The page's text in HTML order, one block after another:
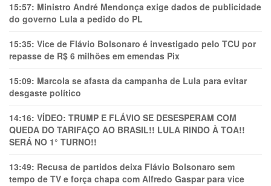
15:57: Ministro André Mendonça exige dados de publicidade
do governo Lula a pedido do PL
15:35: Vice de Flávio Bolsonaro é investigado pelo TCU por
repasse de R$ 6 milhões em emendas Pix
15:09: Marcola se afasta da campanha de Lula para evitar
desgaste político
14:16: VÍDEO: TRUMP E FLÁVIO SE DESESPERAM COM
QUEDA DO TARIFAÇO AO BRASIL!! LULA RINDO À TOA!!
SERÁ NO 1° TURNO!!
13:49: Recusa de partidos deixa Flávio Bolsonaro sem
tempo de TV e força chapa com Alfredo Gaspar para vice